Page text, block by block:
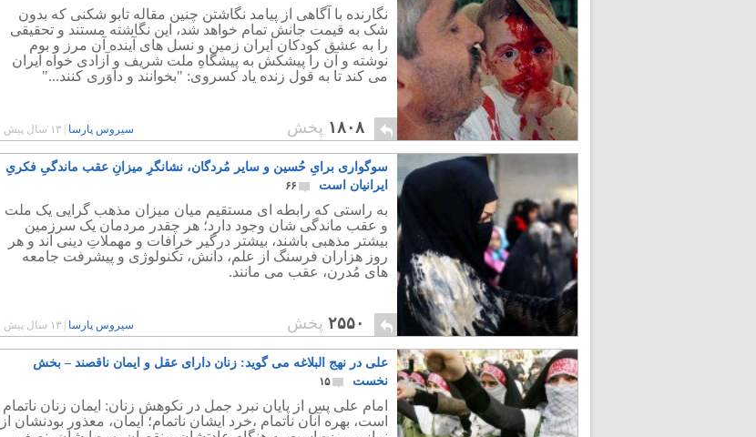
نگارنده با آگاهی از پیامد نگاشتن چنین مقاله تابو شکنی که بدون
شک به قیمت جانش تمام خواهد شد، این نگاشته مستند و تحقیقی
را به عشق کودکان ایران زمین و نسل های آینده آن مرز و بوم
نوشته و آن را پیشکش به پیشگاهِ ملت شریف و آزادی خواه ایران
می کند تا به قول زنده یاد کسروی: "بخوانند و داوَری کنند..."
۱۸۰۸ پخش سیروس پارسا ۱۳ سال پیش
سوگواری برایِ حُسین و سایر مُردگان، نشانگرِ میزانِ عقب ماندگیِ فکریِ
ایرانیان است
۶۶
به راستی که رابطه ای مستقیم میان میزان مذهب گرایی یک ملت
و عقب ماندگی شان وجود دارد؛ هر چقدر مردمان یک سرزمین
بیشتر مذهبی باشند، بیشتر درگیر خرافات و مهملاتِ دینی اَند و هر
روز هزاران فرسنگ از علم، دانش، تکنولوژی و پیشرفت جامعه
های مُدرن، عقب می مانند.
۲۵۵۰ پخش سیروس پارسا ۱۳ سال پیش
علی در نهج البلاغه می گوید: زنان دارای عقل و ایمان ناقصند – بخش
نخست
۱۵
امام علی پس از پايان نبرد جمل در نكوهش زنان: ايمان زنان ناتمام
است، بهره آنان ناتمام ،خرد ايشان ناتمام؛ ايمان، معذور بودنشان از